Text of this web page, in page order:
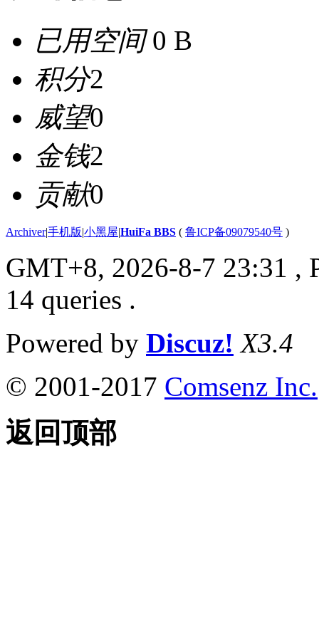
已用空间0 B
积分2
威望0
金钱2
贡献0
Archiver|手机版|小黑屋|HuiFa BBS ( 鲁ICP备09079540号 )
GMT+8, 2026-8-7 23:31 ,
14 queries .
Powered by Discuz! X3.4
© 2001-2017 Comsenz Inc.
返回顶部